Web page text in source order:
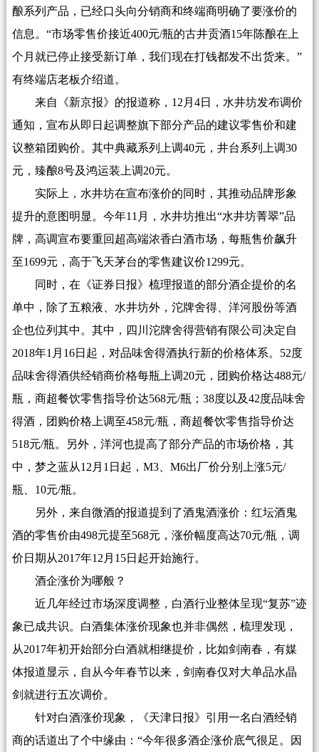
酿系列产品，已经口头向分销商和终端商明确了要涨价的
信息。“市场零售价接近400元/瓶的古井贡酒15年陈酿在上
个月就已停止接受新订单，我们现在打钱都发不出货来。”
有终端店老板介绍道。
来自《新京报》的报道称，12月4日，水井坊发布调价
通知，宣布从即日起调整旗下部分产品的建议零售价和建
议整箱团购价。其中典藏系列上调40元，井台系列上调30
元，臻酿8号及鸿运装上调20元。
实际上，水井坊在宣布涨价的同时，其推动品牌形象
提升的意图明显。今年11月，水井坊推出“水井坊菁翠”品
牌，高调宣布要重回超高端浓香白酒市场，每瓶售价飙升
至1699元，高于飞天茅台的零售建议价1299元。
同时，在《证券日报》梳理报道的部分酒企提价的名
单中，除了五粮液、水井坊外，沱牌舍得、洋河股份等酒
企也位列其中。其中，四川沱牌舍得营销有限公司决定自
2018年1月16日起，对品味舍得酒执行新的价格体系。52度
品味舍得酒供经销商价格每瓶上调20元，团购价格达488元/
瓶，商超餐饮零售指导价达568元/瓶；38度以及42度品味舍
得酒，团购价格上调至458元/瓶，商超餐饮零售指导价达
518元/瓶。另外，洋河也提高了部分产品的市场价格，其
中，梦之蓝从12月1日起，M3、M6出厂价分别上涨5元/
瓶、10元/瓶。
另外，来自微酒的报道提到了酒鬼酒涨价：红坛酒鬼
酒的零售价由498元提至568元，涨价幅度高达70元/瓶，调
价日期从2017年12月15日起开始施行。
酒企涨价为哪般？
近几年经过市场深度调整，白酒行业整体呈现“复苏”迹
象已成共识。白酒集体涨价现象也并非偶然，梳理发现，
从2017年初开始部分白酒就相继提价，比如剑南春，有媒
体报道显示，自从今年春节以来，剑南春仅对大单品水晶
剑就进行五次调价。
针对白酒涨价现象，《天津日报》引用一名白酒经销
商的话道出了个中缘由：“今年很多酒企涨价底气很足。因